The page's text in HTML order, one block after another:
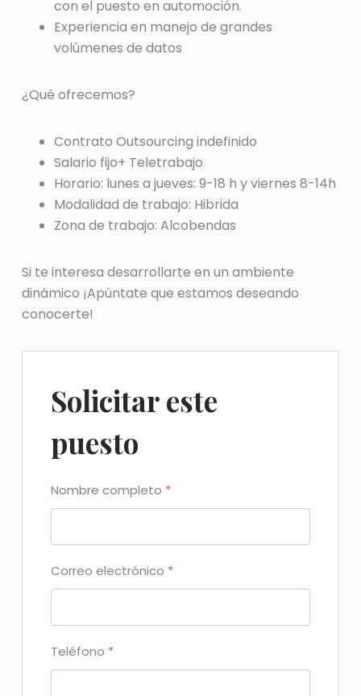
con el puesto en automoción.
Experiencia en manejo de grandes
volúmenes de datos
¿Qué ofrecemos?
Contrato Outsourcing indefinido
Salario fijo+ Teletrabajo
Horario: lunes a jueves: 9-18 h y viernes 8-14h
Modalidad de trabajo: Hibrida
Zona de trabajo: Alcobendas
Si te interesa desarrollarte en un ambiente
dinámico ¡Apúntate que estamos deseando
conocerte!
Solicitar este
puesto
Nombre completo *
Correo electrónico *
Teléfono *